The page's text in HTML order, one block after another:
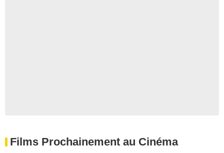
Films Prochainement au Cinéma